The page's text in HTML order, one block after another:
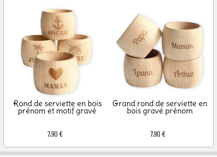
Rond de serviette en bois
prénom et motif gravé
7,90 €
Grand rond de serviette en
bois gravé prénom
7,90 €